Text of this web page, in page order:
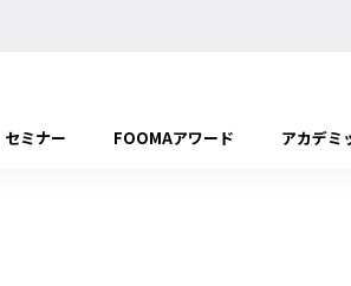
セミナー FOOMAアワード アカデミ